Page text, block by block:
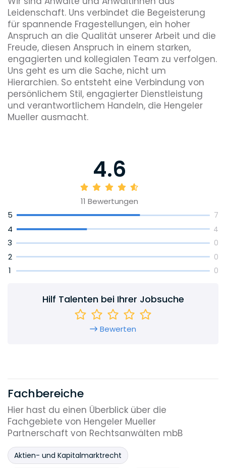
Leidenschaft. Uns verbindet die Begeisterung
für spannende Fragestellungen, ein hoher
Anspruch an die Qualität unserer Arbeit und die
Freude, diesen Anspruch in einem starken,
engagierten und kollegialen Team zu verfolgen.
Uns geht es um die Sache, nicht um
Hierarchien. So entsteht eine Verbindung von
persönlichem Stil, engagierter Dienstleistung
und verantwortlichem Handeln, die Hengeler
Mueller ausmacht.
4.6
11 Bewertungen
5
7
4 4
3 0
2 0
1 0
Hilf Talenten bei Ihrer Jobsuche
Bewerten
Fachbereiche
Hier hast du einen Überblick über die
Fachgebiete von Hengeler Mueller
Partnerschaft von Rechtsanwälten mbB
Aktien- und Kapitalmarktrecht